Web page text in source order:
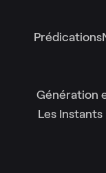
Prédications
Génération
Les